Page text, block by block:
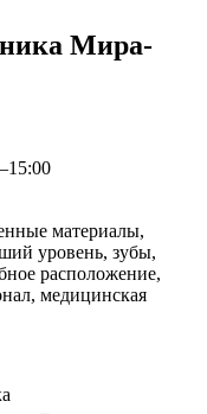
Мира-
материалы,
уровень, зубы,
расположение,
медицинская